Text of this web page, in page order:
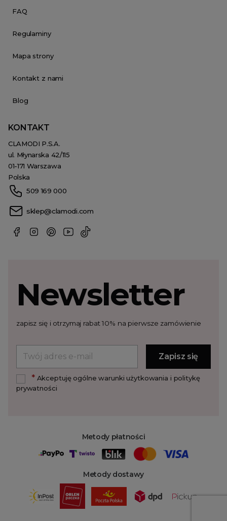
FAQ
Regulaminy
Mapa strony
Kontakt z nami
Blog
KONTAKT
CLAMODI P.S.A.
ul. Młynarska 42/115
01-171 Warszawa
Polska
509 169 000
sklep@clamodi.com
Metody płatności
Metody dostawy
Newsletter
zapisz się i otrzymaj rabat 10% na pierwsze zamówienie
*Akceptuję ogólne warunki użytkowania i politykę
prywatności